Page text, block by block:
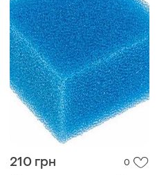
210 грн 0